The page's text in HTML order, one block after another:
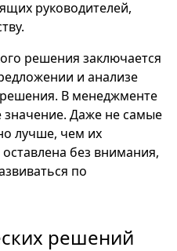
руководителей,
решения заключается
и анализе
В менеджменте
Даже не самые
лучше, чем их
оставлена без внимания,
по
решений